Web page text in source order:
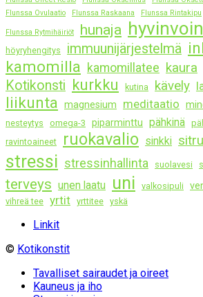
Flunssa Ovulaatio
Flunssa Raskaana Flunssa Rintakipu
Flunssa Rytmihäiriöt hunaja
höyryhengitys immuunijärjestelmä
kamomilla kamomillatee kaura
Kotikonsti kurkku kutina kävely
liikunta magnesium meditaatio
nesteytys omega-3 piparminttu pähkinä
ravintoaineet ruokavalio sinkki
stressi stressinhallinta suolavesi
terveys unen laatu uni valkosipuli
vihreä tee yrtit yrttitee yskä
Linkit
© Kotikonstit
Tavalliset sairaudet ja oireet
Kauneus ja iho